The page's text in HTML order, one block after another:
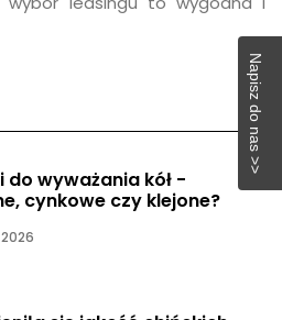
do wyważania kół -
cynkowe czy klejone?
Napisz do nas >>